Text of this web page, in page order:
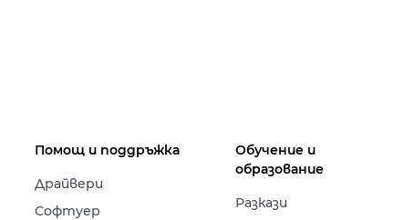
Помощ и поддръжка
Драйвери
Софтуер
Обучение и
образование
Разкази